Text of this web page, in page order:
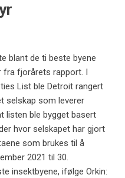
blant de ti beste byene
fra fjorårets rapport. I
List ble Detroit rangert
selskap som leverer
listen ble bygget basert
hvor selskapet har gjort
som brukes til å
2021 til 30.
insektbyene, ifølge Orkin: